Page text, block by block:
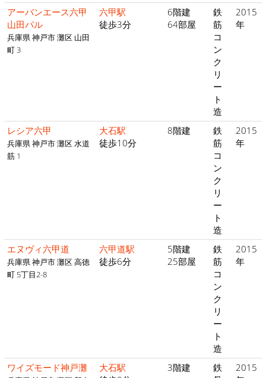
アーバンエース六甲
山田パル
兵庫県 神戸市 灘区 山田
町 3
六甲駅
徒歩3分
6階建
64部屋
鉄
筋
コ
ン
ク
リ
ー
ト
造
2015
年
レシア六甲
兵庫県 神戸市 灘区 水道
筋 1
大石駅
徒歩10分
8階建
鉄
筋
コ
ン
ク
リ
ー
ト
造
2015
年
エヌヴィ六甲道
兵庫県 神戸市 灘区 高徳
町 5丁目2-8
六甲道駅
徒歩6分
5階建
25部屋
鉄
筋
コ
ン
ク
リ
ー
ト
造
2015
年
ワイズモード神戸灘
大石駅
3階建
鉄
2015